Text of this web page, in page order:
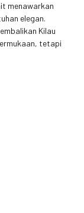
menawarkan
elegan.
Kilau
tetapi